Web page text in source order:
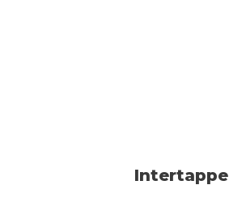
Intertappe